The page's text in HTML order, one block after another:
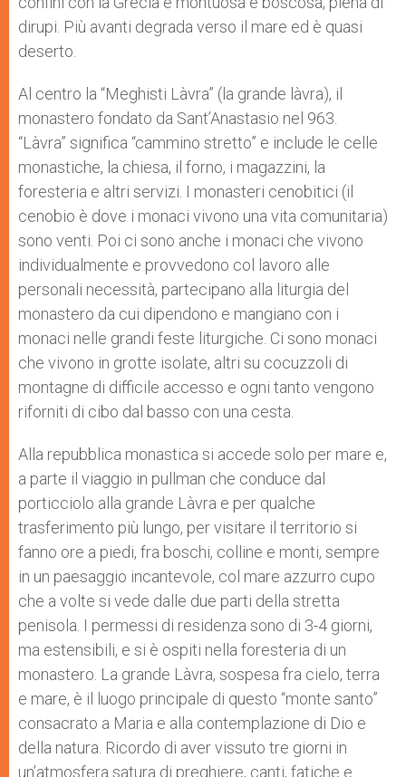
dirupi. Più avanti degrada verso il mare ed è quasi
deserto.
Al centro la “Meghisti Làvra” (la grande làvra), il
monastero fondato da Sant’Anastasio nel 963.
“Làvra” significa “cammino stretto” e include le celle
monastiche, la chiesa, il forno, i magazzini, la
foresteria e altri servizi. I monasteri cenobitici (il
cenobio è dove i monaci vivono una vita comunitaria)
sono venti. Poi ci sono anche i monaci che vivono
individualmente e provvedono col lavoro alle
personali necessità, partecipano alla liturgia del
monastero da cui dipendono e mangiano con i
monaci nelle grandi feste liturgiche. Ci sono monaci
che vivono in grotte isolate, altri su cocuzzoli di
montagne di difficile accesso e ogni tanto vengono
riforniti di cibo dal basso con una cesta.
Alla repubblica monastica si accede solo per mare e,
a parte il viaggio in pullman che conduce dal
porticciolo alla grande Làvra e per qualche
trasferimento più lungo, per visitare il territorio si
fanno ore a piedi, fra boschi, colline e monti, sempre
in un paesaggio incantevole, col mare azzurro cupo
che a volte si vede dalle due parti della stretta
penisola. I permessi di residenza sono di 3-4 giorni,
ma estensibili, e si è ospiti nella foresteria di un
monastero. La grande Làvra, sospesa fra cielo, terra
e mare, è il luogo principale di questo “monte santo”
consacrato a Maria e alla contemplazione di Dio e
della natura. Ricordo di aver vissuto tre giorni in
un’atmosfera satura di preghiere, canti, fatiche e